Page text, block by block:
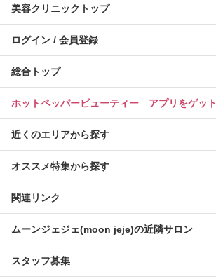
美容クリニックトップ
ログイン / 会員登録
総合トップ
ホットペッパービューティー アプリをゲット
近くのエリアから探す
オススメ特集から探す
関連リンク
ムーンジェジェ(moon jeje)の近隣サロン
スタッフ募集